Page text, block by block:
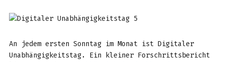
An jedem ersten Sonntag im Monat ist Digitaler
Unabhängigkeitstag. Ein kleiner Forschrittsbericht